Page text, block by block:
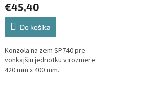
€45,40
Do košíka
Konzola na zem SP740 pre
vonkajšiu jednotku v rozmere
420 mm x 400 mm.